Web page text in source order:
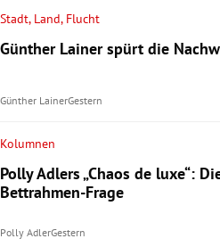
Untermenü
Stadt, Land, Flucht
Günther Lainer spürt die
Günther LainerGestern
Kolumnen
Polly Adlers „Chaos de luxe“:
Bettrahmen-Frage
Polly AdlerGestern